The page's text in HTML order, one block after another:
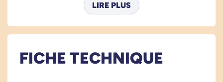
adopter différentes positions et varier ainsi les
3 tailles sont disponibles, chacune est associée à
LIRE PLUS
FICHE TECHNIQUE